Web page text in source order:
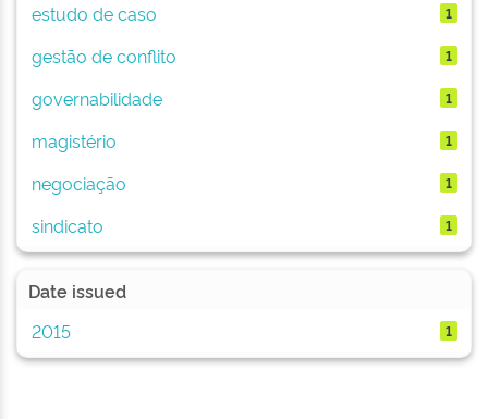
estudo de caso 1
gestão de conflito 1
governabilidade 1
magistério 1
negociação 1
sindicato 1
Date issued
2015
1